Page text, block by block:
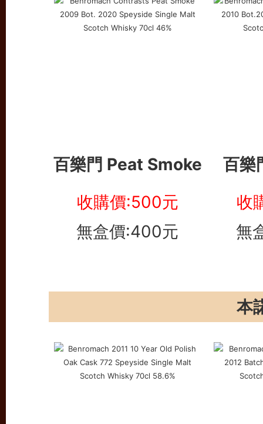
百樂門 Peat Smoke
百樂
收購價:500元
無盒價:400元
收
無
本